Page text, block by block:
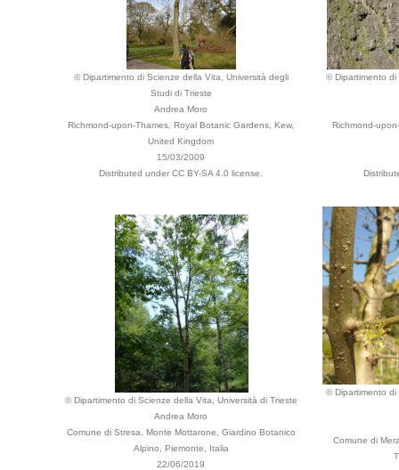
© Dipartimento di Scienze della Vita, Università degli
Studi di Trieste
Andrea Moro
Richmond-upon-Thames, Royal Botanic Gardens, Kew,
United Kingdom
15/03/2009
Distributed under CC BY-SA 4.0 license.
© Dipartimento di
Richmond-
© Dipartimento di Scienze della Vita, Università di Trieste
Andrea Moro
Comune di Stresa, Monte Mottarone, Giardino Botanico
Alpino, Piemonte, Italia
22/06/2019
© Dipartimento di
Comune di